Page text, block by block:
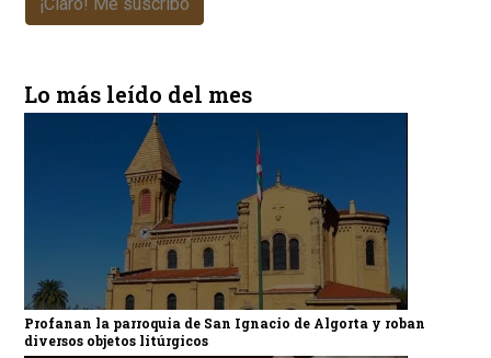
Lo más leído del mes
Profanan la parroquia de San Ignacio de Algorta y roban
diversos objetos litúrgicos